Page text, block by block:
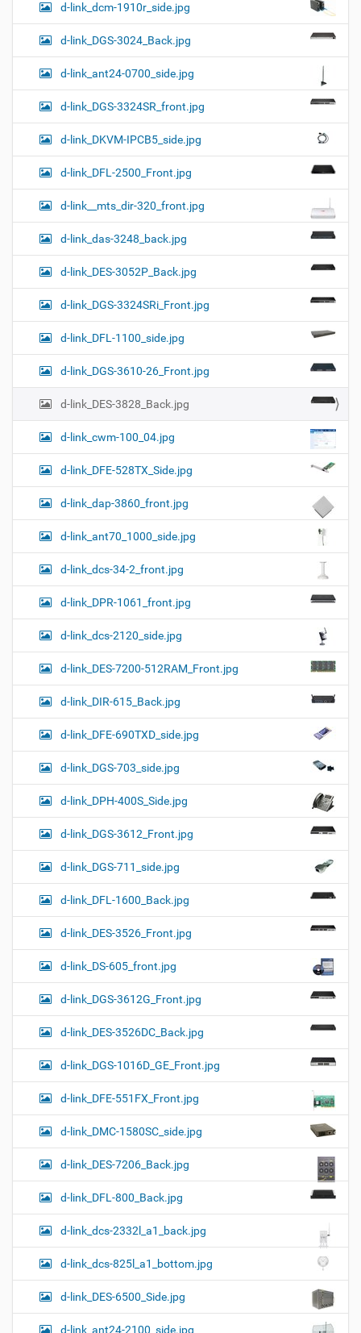
d-link_dcm-1910r_side.jpg
d-link_DGS-3024_Back.jpg
d-link_ant24-0700_side.jpg
d-link_DGS-3324SR_front.jpg
d-link_DKVM-IPCB5_side.jpg
d-link_DFL-2500_Front.jpg
d-link__mts_dir-320_front.jpg
d-link_das-3248_back.jpg
d-link_DES-3052P_Back.jpg
d-link_DGS-3324SRi_Front.jpg
d-link_DFL-1100_side.jpg
d-link_DGS-3610-26_Front.jpg
d-link_DES-3828_Back.jpg
d-link_cwm-100_04.jpg
d-link_DFE-528TX_Side.jpg
d-link_dap-3860_front.jpg
d-link_ant70_1000_side.jpg
d-link_dcs-34-2_front.jpg
d-link_DPR-1061_front.jpg
d-link_dcs-2120_side.jpg
d-link_DES-7200-512RAM_Front.jpg
d-link_DIR-615_Back.jpg
d-link_DFE-690TXD_side.jpg
d-link_DGS-703_side.jpg
d-link_DPH-400S_Side.jpg
d-link_DGS-3612_Front.jpg
d-link_DGS-711_side.jpg
d-link_DFL-1600_Back.jpg
d-link_DES-3526_Front.jpg
d-link_DS-605_front.jpg
d-link_DGS-3612G_Front.jpg
d-link_DES-3526DC_Back.jpg
d-link_DGS-1016D_GE_Front.jpg
d-link_DFE-551FX_Front.jpg
d-link_DMC-1580SC_side.jpg
d-link_DES-7206_Back.jpg
d-link_DFL-800_Back.jpg
d-link_dcs-2332l_a1_back.jpg
d-link_dcs-825l_a1_bottom.jpg
d-link_DES-6500_Side.jpg
d-link_ant24-2100_side.jpg